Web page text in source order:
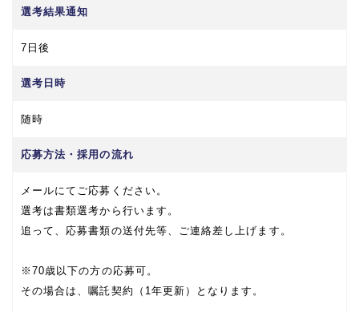
選考結果通知
7日後
選考日時
随時
応募方法・採用の流れ
メールにてご応募ください。
選考は書類選考から行います。
追って、応募書類の送付先等、ご連絡差し上げます。
※70歳以下の方の応募可。
その場合は、嘱託契約（1年更新）となります。